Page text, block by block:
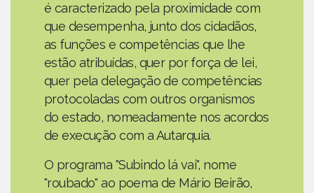
é caracterizado pela proximidade com
que desempenha, junto dos cidadãos,
as funções e competências que lhe
estão atribuídas, quer por força de lei,
quer pela delegação de competências
protocoladas com outros organismos
do estado, nomeadamente nos acordos
de execução com a Autarquia.
O programa "Subindo lá vai", nome
"roubado" ao poema de Mário Beirão,